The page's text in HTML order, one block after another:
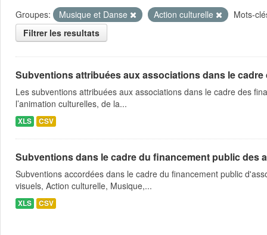
Groupes: Musique et Danse Action culturelle
Mots-
Filtrer les resultats
Subventions attribuées aux associations dans le
Les subventions attribuées aux associations dans le cadre des
l’animation culturelles, de la...
XLS CSV
Subventions dans le cadre du financement public des
Subventions accordées dans le cadre du financement public
visuels, Action culturelle, Musique,...
XLS CSV